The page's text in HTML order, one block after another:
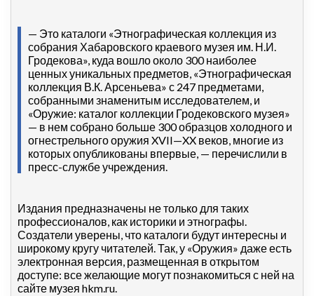
— Это каталоги «Этнографическая коллекция из
собрания Хабаровского краевого музея им. Н.И.
Гродекова», куда вошло около 300 наиболее
ценных уникальных предметов, «Этнографическая
коллекция В.К. Арсеньева» с 247 предметами,
собранными знаменитым исследователем, и
«Оружие: каталог коллекции Гродековского музея»
— в нем собрано больше 300 образцов холодного и
огнестрельного оружия XVII—XX веков, многие из
которых опубликованы впервые, — перечислили в
пресс-службе учреждения.
Издания предназначены не только для таких
профессионалов, как историки и этнографы.
Создатели уверены, что каталоги будут интересны и
широкому кругу читателей. Так, у «Оружия» даже есть
электронная версия, размещенная в открытом
доступе: все желающие могут познакомиться с ней на
сайте музея hkm.ru.